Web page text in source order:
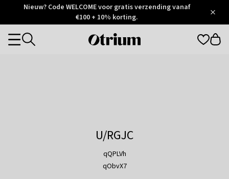
Otrium
Trustpilot
Nieuw? Code WELCOME voor gratis verzending vanaf
€100 + 10% korting.
Otrium
Categories
U/RGJC
qQPLVh
qObvX7